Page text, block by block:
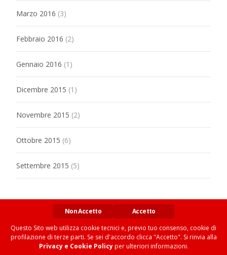
Marzo 2016 (3)
Febbraio 2016 (2)
Gennaio 2016 (1)
Dicembre 2015 (1)
Novembre 2015 (2)
Ottobre 2015 (6)
Settembre 2015 (5)
Copyright © MARXIANOMICS
Privacy e Cookies Policy| Web by Omar Siviero
Non Accetto
Accetto
Questo Sito web utilizza cookie tecnici e, previo tuo consenso, cookie di
profilazione di terze parti. Se sei d'accordo clicca "Accetto". Si rinvia alla
Privacy e Cookie Policy per ulteriori informazioni.